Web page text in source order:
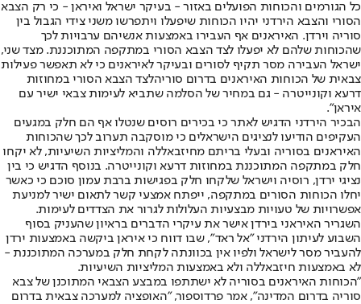
כל הגורמים והכוחות הפועלים באזור - בעיקר ישראל ואיראן - כי רק הצבא
הסורי והצבא הירדני יהיו הכוחות שיפעלו ויתפרשו משני צידי הגבול בין
סוריה וירדן. האיראנים אף העבירו באמצעות אנשיהם ערבויות לכך
שהכוחות שלהם לא יפעלו לצד הצבא הסורי במתקפה המתוכננת. מצד שני,
ישראל העבירה מסר תקיף לסורים ובעיקר לאיראנים כי לא תאפשר פעילות
צבאית של הכוחות האיראנים בדרום סוריהלצד הצבא הסורי במחוזות
דרעא וקונייטרה - גם במחיר של הסלמה שתביא לעימות צבאי ישיר עם
איראן".
הבכיר הירדני הדגיש לאתר כי בכירים רוסים שנטלו אף הם חלק במגעים
העקיפים הודיעו לנציגים הישראלים כי מוסקבה תערוב לכך שהכוחות
האיראנים בסוריה ובעלי בריתם מחיזבאללה והמליציות השיעיות, לא יקחו
חלק במתקפה המתוכננת במחוזות דרעא וקונייטרה. בנוסף הדגיש כי בין
נציגי ירדן, רוסיה וישראל שלקחו חלק בפגישות ברבת עמון סוכם כי כאשר
יחלו הכוחות הסורים במתקפה, ייפתח אמצעי קשר לתאום ישיר למניעת
אפשרויות של טעויות מבצעיות העלולות לגרור את הצדדים לעימות.
השגריר האיראני בירדן אישר את עיקרי הדברים בראיון שהעניק בסוף
השבוע לעיתון הירדני ״אל ראד״, שבו דווח כי איראן ביקשה באמצעות ירדן
להעביר מסר לישראל ולפיו אין בכוונתה לקחת חלק במערכה המתוכננת -
לא באמצעות חיזבאללה ולא באמצעות המליציות השיעיות.
״הכוחות האיראנים בסוריה לא ישתתפו במבצע הצבאי המתוכנן של צבא
סוריה בדרום המדינה", אמר פרדוספור, "האופציה למערכה צבאית בדרום